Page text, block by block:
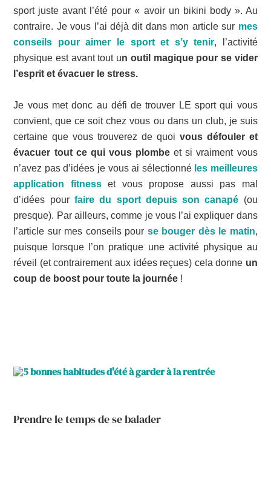
sport juste avant l’été pour « avoir un bikini body ». Au
contraire. Je vous l’ai déjà dit dans mon article sur mes
conseils pour aimer le sport et s’y tenir, l’activité
physique est avant tout un outil magique pour se vider
l’esprit et évacuer le stress.
Je vous met donc au défi de trouver LE sport qui vous
convient, que ce soit chez vous ou dans un club, je suis
certaine que vous trouverez de quoi vous défouler et
évacuer tout ce qui vous plombeet si vraiment vous
n’avez pas d’idées je vous ai sélectionné les meilleures
application fitnesset vous propose aussi pas mal
d’idées pour faire du sport depuis son canapé (ou
presque). Par ailleurs, comme je vous l’ai expliquer dans
l’article sur mes conseils pour se bouger dès le matin,
puisque lorsque l’on pratique une activité physique au
réveil (et contrairement aux idées reçues) cela donne un
coup de boost pour toute la journée !
Prendre le temps de se balader